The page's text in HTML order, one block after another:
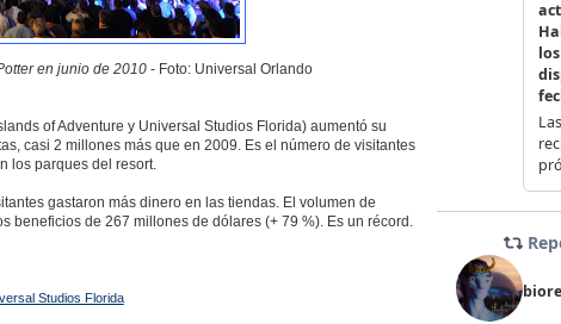
en junio de 2010- Foto: Universal Orlando
of Adventure y Universal Studios Florida) aumentó su
casi 2 millones más que en 2009. Es el número de visitantes
los parques del resort.
gastaron más dinero en las tiendas. El volumen de
beneficios de 267 millones de dólares (+ 79 %). Es un récord.
Studios Florida